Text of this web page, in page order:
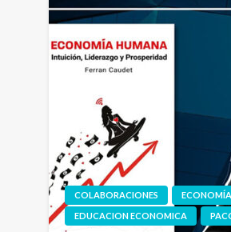
COLABORACIONES
ECONOMÍA
EDUCACION ECONOMICA